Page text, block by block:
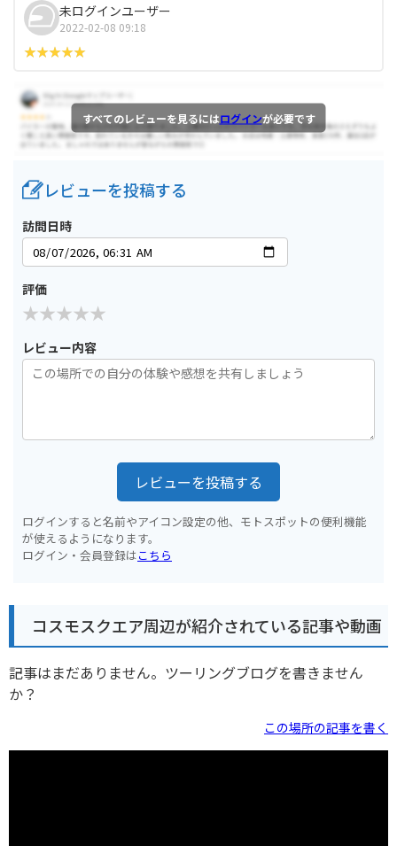
未ログインユーザー
2022-02-08 09:18
すべてのレビューを見るにはログインが必要です
レビューを投稿する
訪問日時
評価
レビュー内容
レビューを投稿する
ログインすると名前やアイコン設定の他、モトスポットの便利機能
が使えるようになります。
ログイン・会員登録はこちら
コスモスクエア周辺が紹介されている記事や動画
記事はまだありません。ツーリングブログを書きません
か？
この場所の記事を書く